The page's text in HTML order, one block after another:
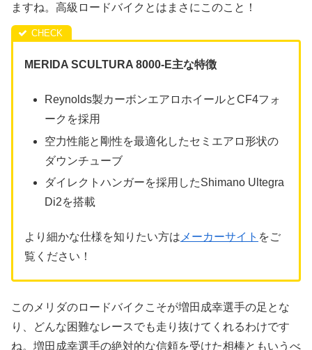
ますね。高級ロードバイクとはまさにこのこと！
MERIDA SCULTURA 8000-E主な特徴
Reynolds製カーボンエアロホイールとCF4フォ
ークを採用
空力性能と剛性を最適化したセミエアロ形状の
ダウンチューブ
ダイレクトハンガーを採用したShimano Ultegra
Di2を搭載
より細かな仕様を知りたい方は メーカーサイト をご
覧ください！
このメリダのロードバイクこそが増田成幸選手の足とな
り、どんな困難なレースでも走り抜けてくれるわけです
ね。増田成幸選手の絶対的な信頼を受けた相棒ともいうべ